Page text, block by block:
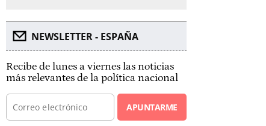
NEWSLETTER - ESPAÑA
Recibe de lunes a viernes las noticias
más relevantes de la política nacional
APUNTARME